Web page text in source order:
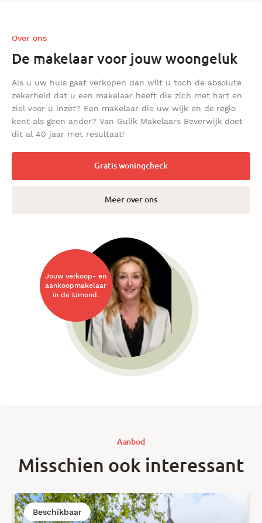
Over ons
De makelaar voor jouw woongeluk
Als u uw huis gaat verkopen dan wilt u toch de absolute
zekerheid dat u een makelaar heeft die zich met hart en
ziel voor u inzet? Een makelaar die uw wijk en de regio
kent als geen ander? Van Gulik Makelaars Beverwijk doet
dit al 40 jaar met resultaat!
Gratis woningcheck
Meer over ons
Jouw verkoop- en
aankoopmakelaar
in de IJmond.
Aanbod
Misschien ook interessant
Beschikbaar